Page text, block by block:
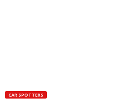
CAR SPOTTERS